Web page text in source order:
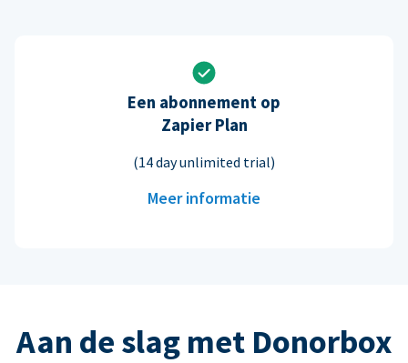
Een abonnement op
Zapier Plan
(14 day unlimited trial)
Meer informatie
Aan de slag met Donorbox